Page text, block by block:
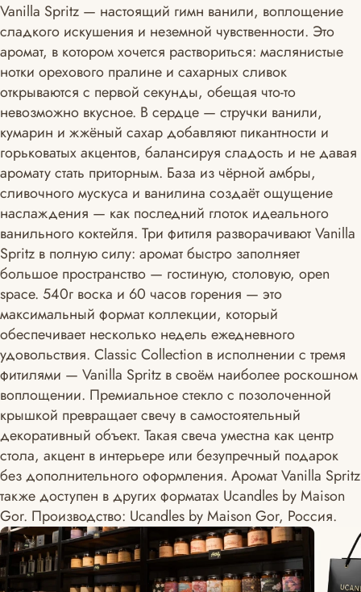
Vanilla Spritz — настоящий гимн ванили, воплощение
сладкого искушения и неземной чувственности. Это
аромат, в котором хочется раствориться: маслянистые
нотки орехового пралине и сахарных сливок
открываются с первой секунды, обещая что-то
невозможно вкусное. В сердце — стручки ванили,
кумарин и жжёный сахар добавляют пикантности и
горьковатых акцентов, балансируя сладость и не давая
аромату стать приторным. База из чёрной амбры,
сливочного мускуса и ванилина создаёт ощущение
наслаждения — как последний глоток идеального
ванильного коктейля. Три фитиля разворачивают Vanilla
Spritz в полную силу: аромат быстро заполняет
большое пространство — гостиную, столовую, open
space. 540г воска и 60 часов горения — это
максимальный формат коллекции, который
обеспечивает несколько недель ежедневного
удовольствия. Classic Collection в исполнении с тремя
фитилями — Vanilla Spritz в своём наиболее роскошном
воплощении. Премиальное стекло с позолоченной
крышкой превращает свечу в самостоятельный
декоративный объект. Такая свеча уместна как центр
стола, акцент в интерьере или безупречный подарок
без дополнительного оформления. Аромат Vanilla Spritz
также доступен в других форматах Ucandles by Maison
Gor. Производство: Ucandles by Maison Gor, Россия.